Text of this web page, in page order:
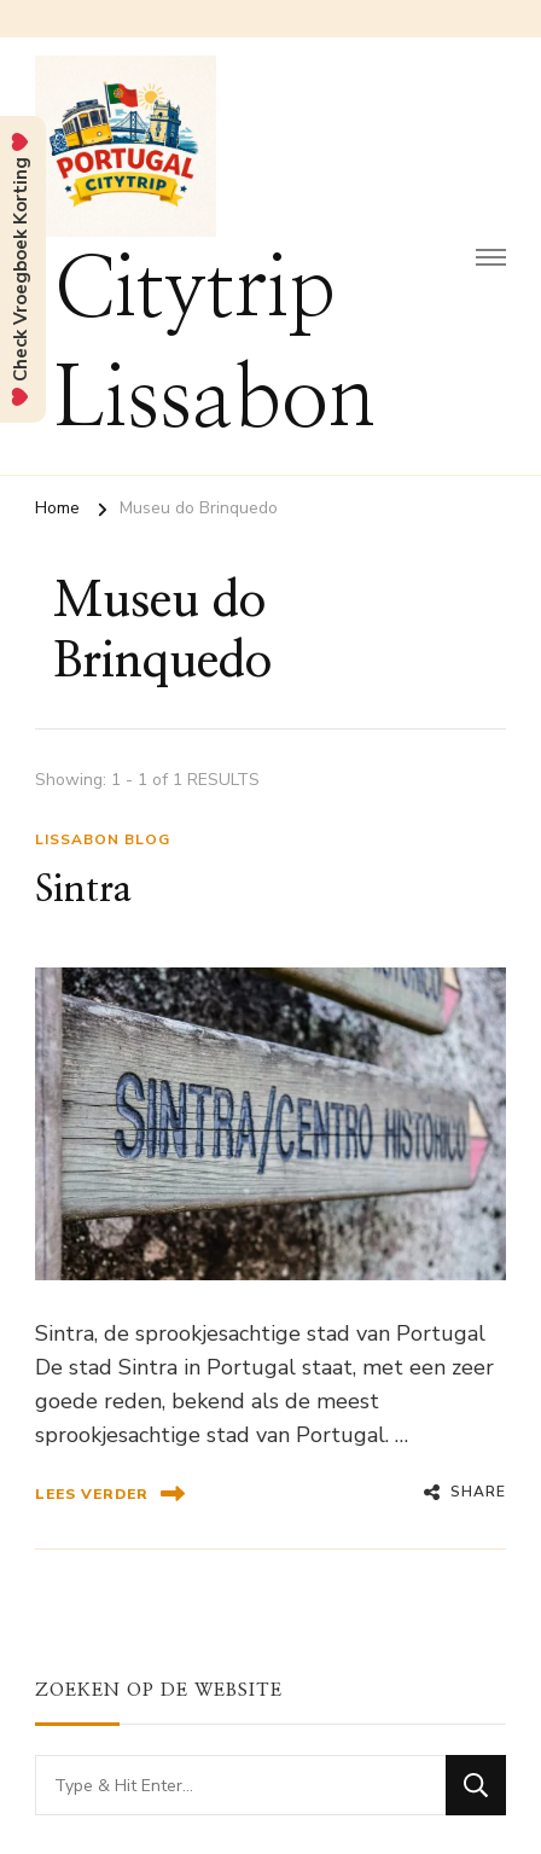
Citytrip
Lissabon
Home Museu do Brinquedo
Museu do
Brinquedo
Showing: 1 - 1 of 1 RESULTS
LISSABON BLOG
Sintra
Sintra, de sprookjesachtige stad van Portugal
De stad Sintra in Portugal staat, met een zeer
goede reden, bekend als de meest
sprookjesachtige stad van Portugal. …
LEES VERDER SHARE
ZOEKEN OP DE WEBSITE
Looking
for
Check Vroegboek Korting